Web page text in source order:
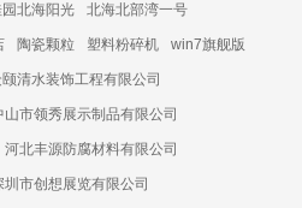
北海阳光 北海北部湾一号
陶瓷颗粒 塑料粉碎机 win7旗舰版
清水装饰工程有限公司
山市领秀展示制品有限公司
河北丰源防腐材料有限公司
圳市创想展览有限公司